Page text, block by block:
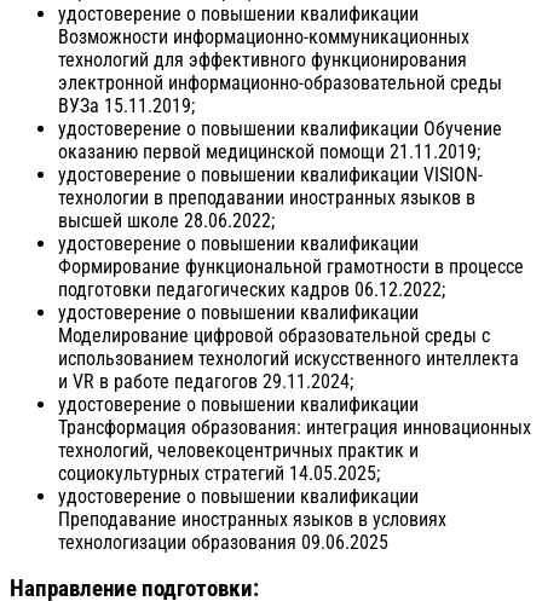
удостоверение о повышении квалификации
Возможности информационно-коммуникационных
технологий для эффективного функционирования
электронной информационно-образовательной среды
ВУЗа 15.11.2019;
удостоверение о повышении квалификации Обучение
оказанию первой медицинской помощи 21.11.2019;
удостоверение о повышении квалификации VISION-
технологии в преподавании иностранных языков в
высшей школе 28.06.2022;
удостоверение о повышении квалификации
Формирование функциональной грамотности в процессе
подготовки педагогических кадров 06.12.2022;
удостоверение о повышении квалификации
Моделирование цифровой образовательной среды с
использованием технологий искусственного интеллекта
и VR в работе педагогов 29.11.2024;
удостоверение о повышении квалификации
Трансформация образования: интеграция инновационных
технологий, человекоцентричных практик и
социокультурных стратегий 14.05.2025;
удостоверение о повышении квалификации
Преподавание иностранных языков в условиях
технологизации образования 09.06.2025
Направление подготовки: